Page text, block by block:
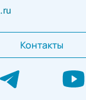
Контакты